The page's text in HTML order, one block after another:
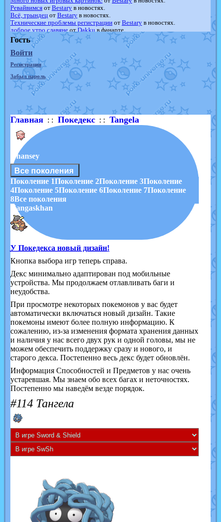
Ревайвимсяот Bestaryв новостях.
Всё, трындецот Bestaryв новостях.
Технические проблемы регистрацииот Bestaryв новостях.
доброе утро славянеот Dakku в фанарте.
Йолда и МимикьюотMavisNyanCatв фанарте.
Недовольный котомангуст
в фанарте.
The Dark Wishmaker
отRandomon
шадоу спиритомб
отilovearceus
в фанарте.
траббишотilovearceusв фанарте.
Raging BoltотGraceDaFox
Shadow mismagiusотJOK_julia
в фанарте.
художникот vicavicaв фанарте.
Гость
Войти
Регистрация
Забыл пароль
Главная: : Покедекс: : Tangela
Chansey
Все поколения
Поколение 1Поколение 2Поколение 3Поколение
4Поколение 5Поколение 6Поколение 7Поколение
8Все поколения
Kangaskhan
У Покедекса новый дизайн!
Кнопка выбора игр теперь справа.
Декс минимально адаптирован под мобильные
устройства. Мы продолжаем отлавливать баги и
неудобства.
При просмотре некоторых покемонов у вас будет
автоматически включаться новый дизайн. Такие
покемоны имеют более полную информацию. К
сожалению, из-за изменения формата хранения данных
и наличия у нас всего двух рук и одной головы, мы не
можем обеспечить поддержку сразу и нового, и
старого декса. Постепенно весь декс будет обновлён.
Информация Способностей и Предметов у нас очень
устаревшая. Мы знаем обо всех багах и неточностях.
Постепенно мы наведём везде порядок.
#114 Тангела